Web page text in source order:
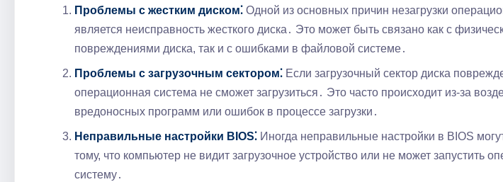
Проблемы с жестким диском⁚ Одной из основных причин незагрузки
является неисправность жесткого диска․ Это может быть связано как с
повреждениями диска, так и с ошибками в файловой системе․
Проблемы с загрузочным сектором⁚ Если загрузочный сектор диска
операционная система не сможет загрузиться․ Это часто происходит из-за
вредоносных программ или ошибок в процессе загрузки․
Неправильные настройки BIOS⁚ Иногда неправильные настройки в BIOS
тому, что компьютер не видит загрузочное устройство или не может запустить
систему․